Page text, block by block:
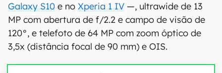
Galaxy S10 e no Xperia 1 IV —, ultrawide de 13
MP com abertura de f/2.2 e campo de visão de
120°, e telefoto de 64 MP com zoom óptico de
3,5x (distância focal de 90 mm) e OIS.